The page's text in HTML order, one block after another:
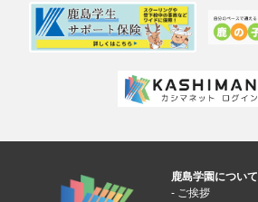
鹿島学園について
ご挨拶